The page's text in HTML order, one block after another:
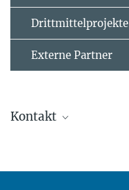
Drittmittelprojekte
Externe Partner
Kontakt